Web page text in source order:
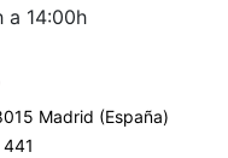
a 14:00h
Madrid (España)